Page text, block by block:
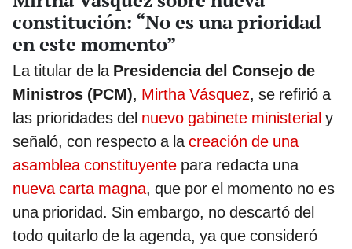
constitución: “No es una prioridad
en este momento”
La titular de la Presidencia del Consejo de
Ministros (PCM), Mirtha Vásquez, se refirió a
las prioridades del nuevo gabinete ministerial y
señaló, con respecto a lacreación de una
asamblea constituyente para redacta una
nueva carta magna, que por el momento no es
una prioridad. Sin embargo, no descartó del
todo quitarlo de la agenda, ya que consideró